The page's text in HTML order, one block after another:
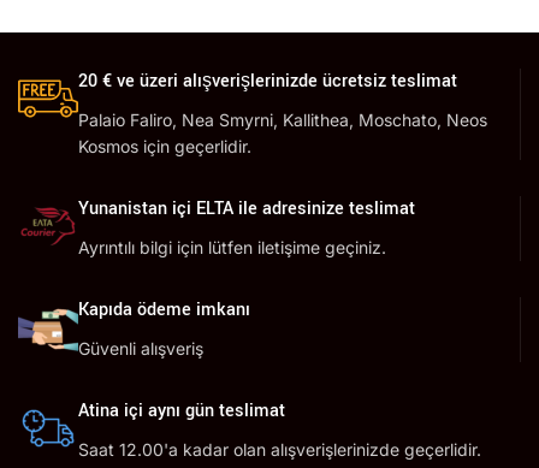
20 € ve üzeri alışverişlerinizde ücretsiz teslimat
Palaio Faliro, Nea Smyrni, Kallithea, Moschato, Neos
Kosmos için geçerlidir.
Yunanistan içi ELTA ile adresinize teslimat
Ayrıntılı bilgi için lütfen iletişime geçiniz.
Kapıda ödeme imkanı
Güvenli alışveriş
Atina içi aynı gün teslimat
Saat 12.00'a kadar olan alışverişlerinizde geçerlidir.